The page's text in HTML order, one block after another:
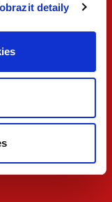
detaily